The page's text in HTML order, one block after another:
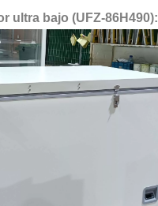
ultra bajo (UFZ-86H490):